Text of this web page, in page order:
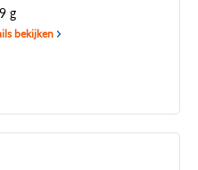
g
bekijken